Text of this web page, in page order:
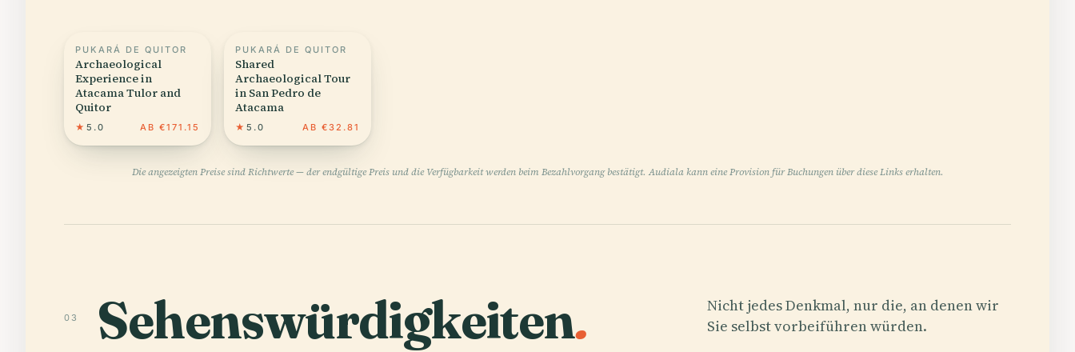
PUKARÁ DE QUITOR
Archaeological
Experience in
Atacama Tulor and
Quitor
★ 5.0 AB €171.15
PUKARÁ DE QUITOR
Shared
Archaeological Tour
in San Pedro de
Atacama
★ 5.0 AB €32.81
Die angezeigten Preise sind Richtwerte — der endgültige Preis und die Verfügbarkeit werden beim Bezahlvorgang bestätigt. Audiala kann eine Provision für Buchungen über diese Links erhalten.
03 Sehenswürdigkeiten.
Nicht jedes Denkmal, nur die, an denen wir
Sie selbst vorbeiführen würden.